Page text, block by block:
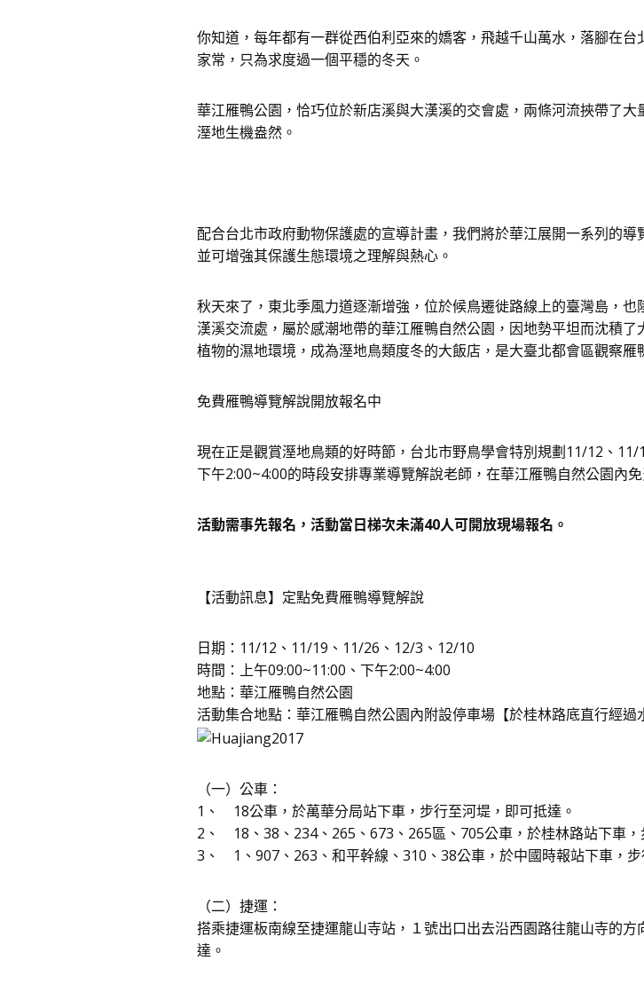
你知道，每年都有一群從西伯利亞來的嬌客，飛越千山萬水，落腳在
家常，只為求度過一個平穩的冬天。
華江雁鴨公園，恰巧位於新店溪與大漢溪的交會處，兩條河流挾帶了
溼地生機盎然。
配合台北市政府動物保護處的宣導計畫，我們將於華江展開一系列的
並可增強其保護生態環境之理解與熱心。
秋天來了，東北季風力道逐漸增強，位於候鳥遷徙路線上的臺灣島，
漢溪交流處，屬於感潮地帶的華江雁鴨自然公園，因地勢平坦而沈積
植物的濕地環境，成為溼地鳥類度冬的大飯店，是大臺北都會區觀察雁
免費雁鴨導覽解說開放報名中
現在正是觀賞溼地鳥類的好時節，台北市野鳥學會特別規劃11/12、
下午2:00~4:00的時段安排專業導覽解說老師，在華江雁鴨自然公園內免
活動需事先報名，活動當日梯次未滿40人可開放現場報名。
【活動訊息】定點免費雁鴨導覽解說
日期：11/12、11/19、11/26、12/3、12/10
時間：上午09:00~11:00、下午2:00~4:00
地點：華江雁鴨自然公園
活動集合地點：華江雁鴨自然公園內附設停車場【於桂林路底直行經過
（一）公車：
1、 18公車，於萬華分局站下車，步行至河堤，即可抵達。
2、 18、38、234、265、673、265區、705公車，於桂林路站下車，
3、 1、907、263、和平幹線、310、38公車，於中國時報站下車，步
（二）捷運：
搭乘捷運板南線至捷運龍山寺站，１號出口出去沿西園路往龍山寺的
達。